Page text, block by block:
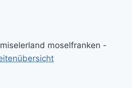
moselfranken -